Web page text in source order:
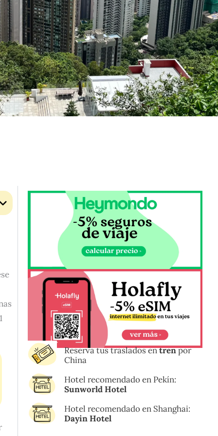
Reserva tus traslados entrenpor
China
Hotel recomendado en Pekín:
Sunworld Hotel
Hotel recomendado en Shanghai:
Dayin Hotel